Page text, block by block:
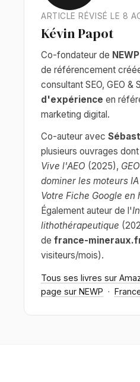
ARTICLE RÉVISÉ LE 8
Kévin Papot
Co-fondateur de NEWP
de référencement
consultant SEO, GEO &
d'expérience en
marketing digital.
Co-auteur avec
plusieurs ouvrages dont
Vive l'AEO (2025),
dominer les moteurs
Votre Fiche Google
Également auteur de l'
lithothérapeutique
de france-
visiteurs/mois).
Tous ses livres sur
page sur NEWP ·